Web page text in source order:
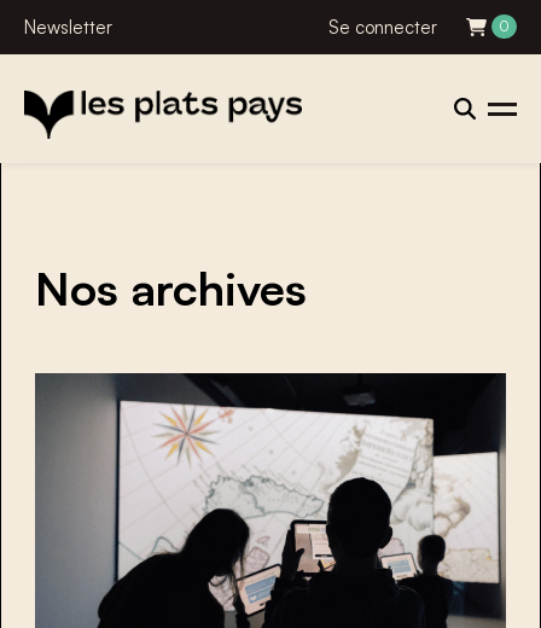
Newsletter Se connecter 0
Nos archives